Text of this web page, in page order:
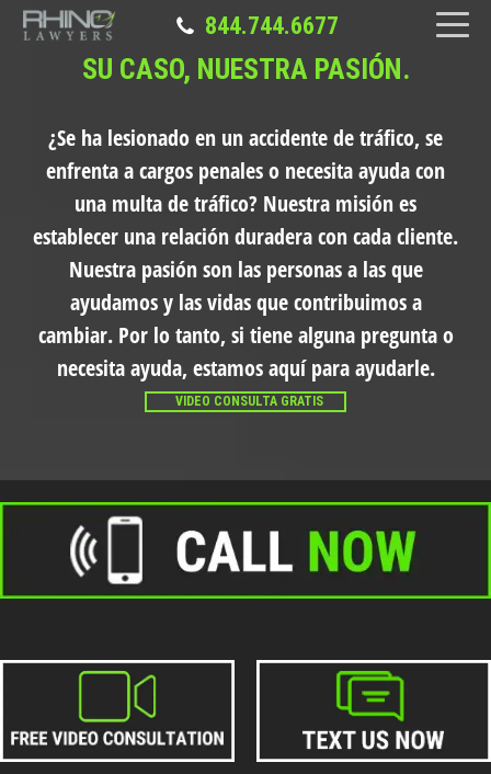
844.744.6677
SU CASO, NUESTRA PASIÓN.
¿Se ha lesionado en un accidente de tráfico, se
enfrenta a cargos penales o necesita ayuda con
una multa de tráfico? Nuestra misión es
establecer una relación duradera con cada cliente.
Nuestra pasión son las personas a las que
ayudamos y las vidas que contribuimos a
cambiar. Por lo tanto, si tiene alguna pregunta o
necesita ayuda, estamos aquí para ayudarle.
VIDEO CONSULTA GRATIS